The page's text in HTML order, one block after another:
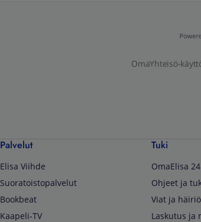
OmaYhteisö-
Palvelut
Elisa Viihde
Suoratoistopalvelut
Bookbeat
Kaapeli-TV
Tuki
OmaElisa
Ohjeet ja
Viat ja
Laskutus ja